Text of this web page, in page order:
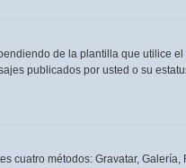
de la plantilla que utilice
publicados por usted o su
cuatro métodos: Gravatar,